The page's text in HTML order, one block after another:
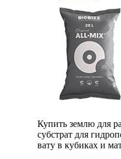
Купить землю для
субстрат для
вату в кубиках и